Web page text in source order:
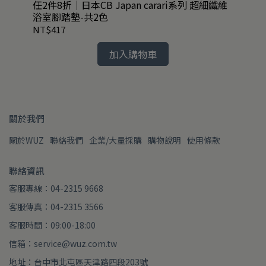
任2件8折｜日本CB Japan carari系列 超細纖維
浴室腳踏墊-共2色
NT$417
加入購物車
關於我們
關於WUZ 聯絡我們 企業/大量採購 購物說明 使用條款
聯絡資訊
客服專線：04-2315 9668
客服傳真：04-2315 3566
客服時間：09:00-18:00
信箱：service@wuz.com.tw
地址：台中市北屯區天津路四段203號